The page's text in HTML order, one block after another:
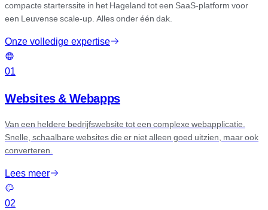
compacte starterssite in het Hageland tot een SaaS-platform voor
een Leuvense scale-up. Alles onder één dak.
Onze volledige expertise
01
Websites & Webapps
Van een heldere bedrijfswebsite tot een complexe webapplicatie.
Snelle, schaalbare websites die er niet alleen goed uitzien, maar ook
converteren.
Lees meer
02